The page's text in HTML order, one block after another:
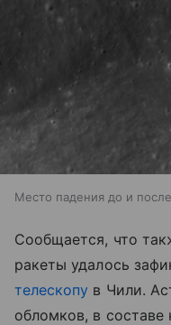
Место падения до и после
Сообщается, что
ракеты удалось
телескопу в Чили.
обломков, в составе